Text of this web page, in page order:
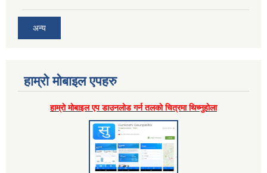
अन्य
हाम्राे माेबाइल एपहरु
हाम्राे माेबाइल एप डाउनलाेड गर्न तलकाे चित्रमा थिच्नुहाेला